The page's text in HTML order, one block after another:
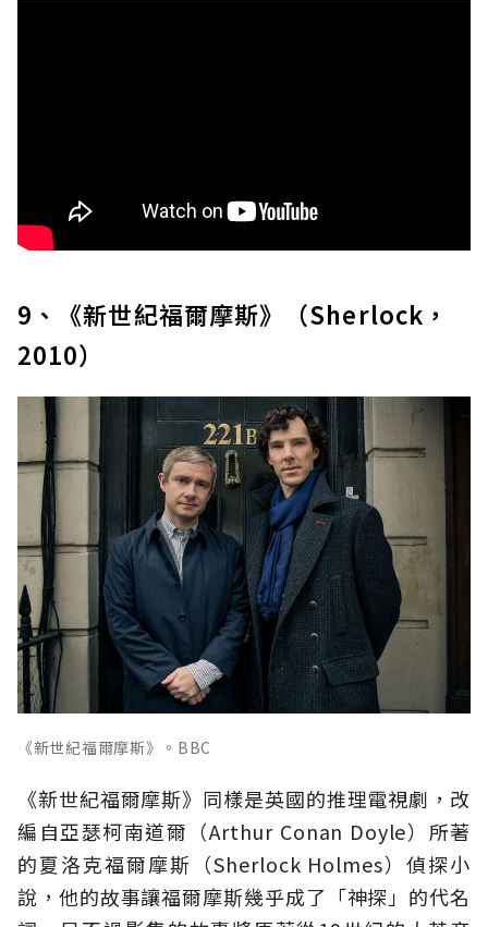
9、《新世紀福爾摩斯》（Sherlock，
2010）
《新世紀福爾摩斯》。BBC
《新世紀福爾摩斯》同樣是英國的推理電視劇，改
編自亞瑟柯南道爾（Arthur Conan Doyle）所著
的夏洛克福爾摩斯（Sherlock Holmes）偵探小
說，他的故事讓福爾摩斯幾乎成了「神探」的代名